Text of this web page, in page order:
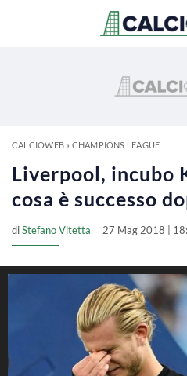
CALCIOWEB» CHAMPIONS LEAGUE
Liverpool, incubo
cosa è successo
diStefano Vitetta 27 Mag 2018 |